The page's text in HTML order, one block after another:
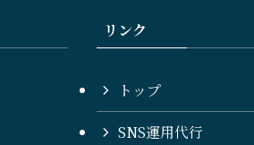
リンク
トップ
SNS運用代行